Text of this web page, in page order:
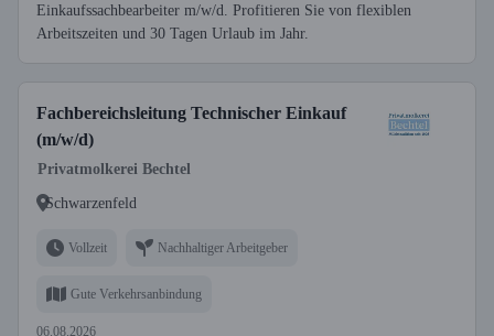
Einkaufssachbearbeiter m/w/d. Profitieren Sie von flexiblen
Arbeitszeiten und 30 Tagen Urlaub im Jahr.
Fachbereichsleitung Technischer Einkauf
(m/w/d)
Privatmolkerei Bechtel
Schwarzenfeld
Vollzeit Nachhaltiger Arbeitgeber
Gute Verkehrsanbindung
06.08.2026